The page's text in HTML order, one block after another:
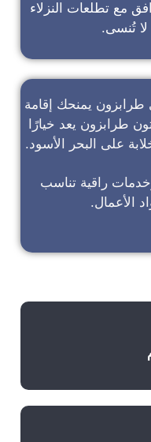
مع تطلعات النزلاء
لا تُنسى.
طرابزون يمنحك إقامة
طرابزون يعد خيارًا
على البحر الأسود.
راقية تناسب
الأعمال.